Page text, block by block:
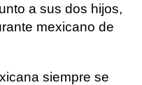
a sus dos hijos,
mexicano de
siempre se